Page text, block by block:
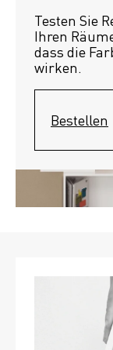
Testen Sie
Ihren
dass die
wirken.
Bestellen